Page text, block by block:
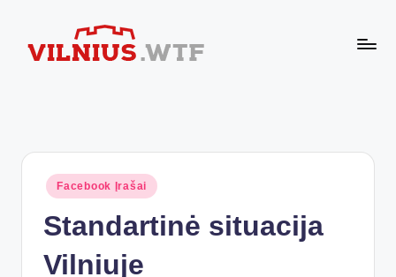
Ibuto
durimis
Posted
in
Facebook Įrašai
Standartinė situacija
Vilniuje